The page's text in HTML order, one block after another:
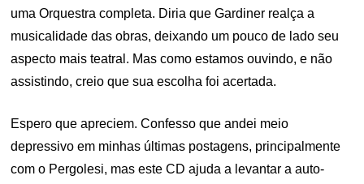
uma Orquestra completa. Diria que Gardiner realça a
musicalidade das obras, deixando um pouco de lado seu
aspecto mais teatral. Mas como estamos ouvindo, e não
assistindo, creio que sua escolha foi acertada.
Espero que apreciem. Confesso que andei meio
depressivo em minhas últimas postagens, principalmente
com o Pergolesi, mas este CD ajuda a levantar a auto-